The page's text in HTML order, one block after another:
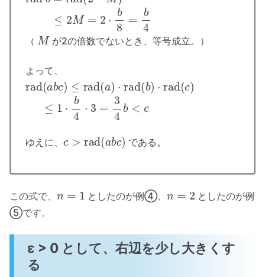
≤2M = b8 =b
（ Mが2の倍数でないとき、等号成立。）
よって、
rad ( ab c ≤ rad(a )⋅ (b)⋅ c)
≤1 ⋅ 4⋅ =3 b<c
ゆえに、 ( a bc ) である。
この式で、 としたのが例④、
としたのが例
⑤です。
ε > 0 として、右辺を少し大きくす
る